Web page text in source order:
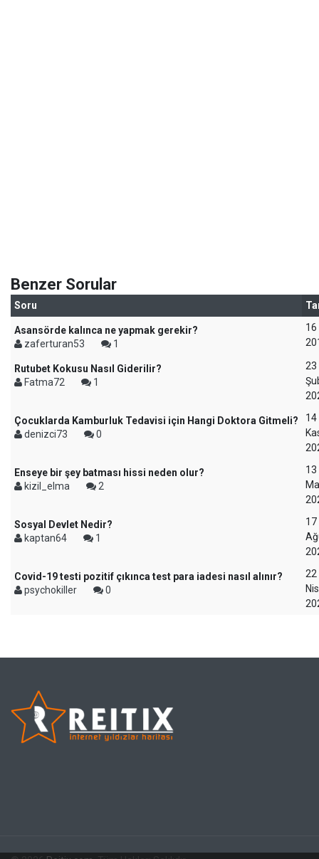
Benzer Sorular
Soru
Asansörde kalınca ne yapmak gerekir?
zaferturan53
1
16
Rutubet Kokusu Nasıl Giderilir?
Fatma72
1
23
Çocuklarda Kamburluk Tedavisi için Hangi Doktora Gitmeli?
denizci73
0
14
Enseye bir şey batması hissi neden olur?
kizil_elma
2
13
Sosyal Devlet Nedir?
kaptan64
1
17
Covid-19 testi pozitif çıkınca test para iadesi nasıl alınır?
psychokiller
0
22